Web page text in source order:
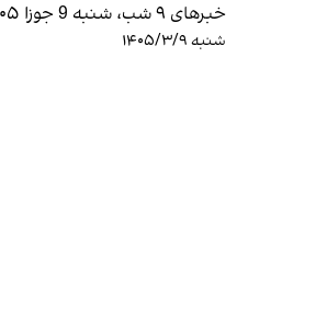
خبرهای ۹ شب، شنبه 9 جوزا ۱۴۰۵
شنبه ۱۴۰۵/۳/۹